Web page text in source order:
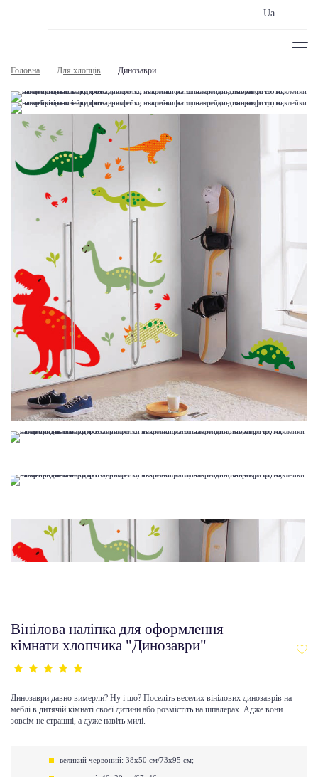
Ua
Головна Для хлопців Динозаври
Вінілова наліпка для оформлення
кімнати хлопчика "Динозаври"
Динозаври давно вимерли? Ну і що? Поселіть веселих вінілових динозаврів на
меблі в дитячій кімнаті своєї дитини або розмістіть на шпалерах. Адже вони
зовсім не страшні, а дуже навіть милі.
великий червоний: 38х50 см/73х95 см;